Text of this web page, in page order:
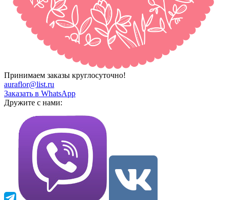
Принимаем заказы круглосуточно!
auraflor@list.ru
Заказать в WhatsApp
Дружите с нами: